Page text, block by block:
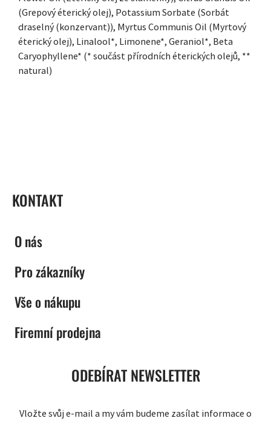
(Grepový éterický olej), Potassium Sorbate (Sorbát
draselný (konzervant)), Myrtus Communis Oil (Myrtový
éterický olej), Linalool*, Limonene*, Geraniol*, Beta
Caryophyllene* (* součást přírodních éterických olejů, **
natural)
KONTAKT
O nás
Pro zákazníky
Vše o nákupu
Firemní prodejna
ODEBÍRAT NEWSLETTER
Vložte svůj e-mail a my vám budeme zasílat informace o